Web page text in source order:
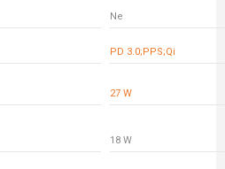
Ne
PD 3.0;PPS;Qi
27 W
18 W